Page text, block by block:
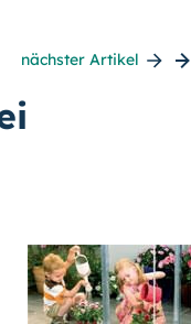
nächster Artikel